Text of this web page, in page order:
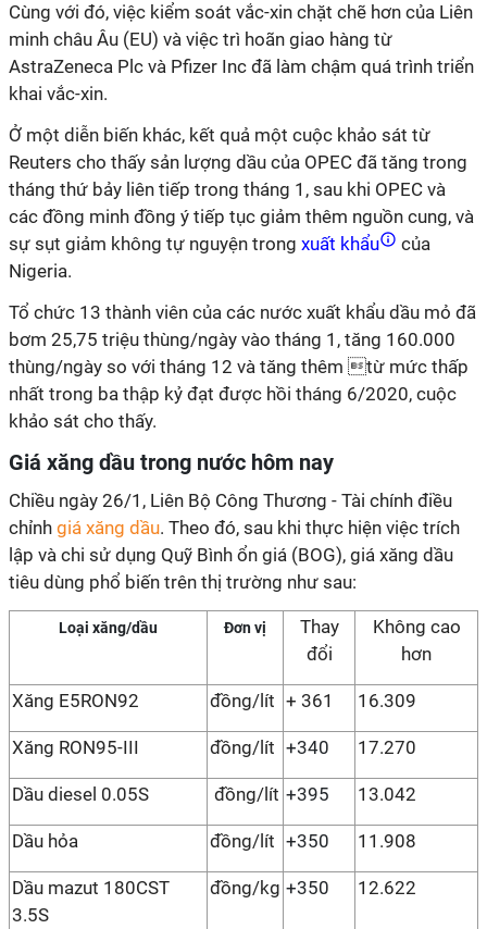
Cùng với đó, việc kiểm soát vắc-xin chặt chẽ hơn của Liên
minh châu Âu (EU) và việc trì hoãn giao hàng từ
AstraZeneca Plc và Pfizer Inc đã làm chậm quá trình triển
khai vắc-xin.
Ở một diễn biến khác, kết quả một cuộc khảo sát từ
Reuters cho thấy sản lượng dầu của OPEC đã tăng trong
tháng thứ bảy liên tiếp trong tháng 1, sau khi OPEC và
các đồng minh đồng ý tiếp tục giảm thêm nguồn cung, và
sự sụt giảm không tự nguyện trong xuất khẩu
của
Nigeria.
Tổ chức 13 thành viên của các nước xuất khẩu dầu mỏ đã
bơm 25,75 triệu thùng/ngày vào tháng 1, tăng 160.000
thùng/ngày so với tháng 12 và tăng thêm từ mức thấp
nhất trong ba thập kỷ đạt được hồi tháng 6/2020, cuộc
khảo sát cho thấy.
Giá xăng dầu trong nước hôm nay
Chiều ngày 26/1, Liên Bộ Công Thương - Tài chính điều
chỉnh giá xăng dầu. Theo đó, sau khi thực hiện việc trích
lập và chi sử dụng Quỹ Bình ổn giá (BOG), giá xăng dầu
tiêu dùng phổ biến trên thị trường như sau:
Loại xăng/dầu Đơn vị
Thay
đổi
Không cao
hơn
Xăng E5RON92 đồng/lít + 361 16.309
Xăng RON95-III đồng/lít +340 17.270
Dầu diesel 0.05S đồng/lít +395 13.042
Dầu hỏa đồng/lít +350 11.908
Dầu mazut 180CST
3.5S
đồng/kg +350 12.622